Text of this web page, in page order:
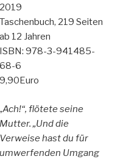
2019
Taschenbuch, 219 Seiten
ab 12 Jahren
ISBN: 978-3-941485-
68-6
9,90Euro
flötete seine
Mutter. „Und die
Verweise hast du für
umwerfenden Umgang